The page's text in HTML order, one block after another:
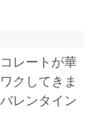
レートが華
クしてきま
レンタイン